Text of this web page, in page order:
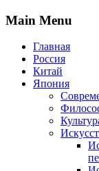
Main Menu
Главная
Россия
Китай
Япония